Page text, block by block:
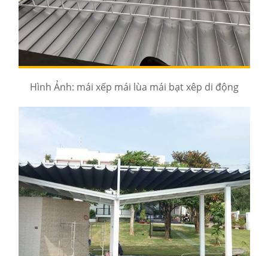
Hình Ảnh: mái xếp mái lùa mái bạt xêp di động